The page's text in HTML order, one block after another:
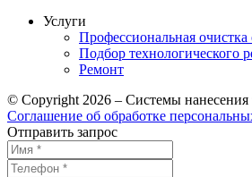
Услуги
Профессиональная очистка
Подбор технологического
Ремонт
© Copyright 2026 – Системы нанесения
Соглашение об обработке
Отправить запрос